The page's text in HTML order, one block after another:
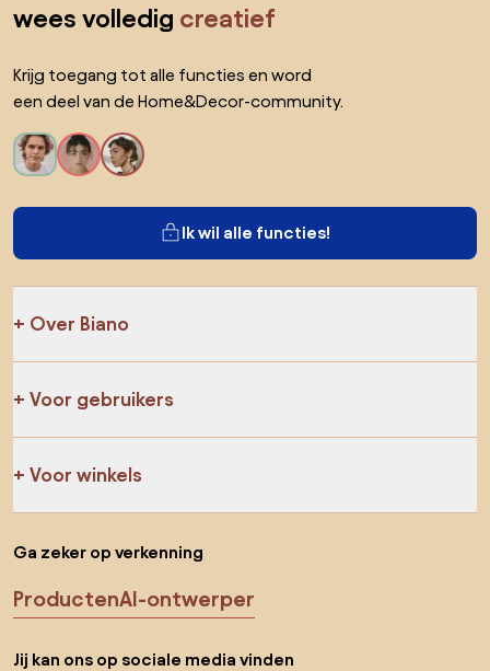
wees volledig creatief
Krijg toegang tot alle functies en word
een deel van de Home&Decor-community.
Ik wil alle functies!
Over Biano
Voor gebruikers
Voor winkels
Ga zeker op verkenning
ProductenAI-ontwerper
Jij kan ons op sociale media vinden